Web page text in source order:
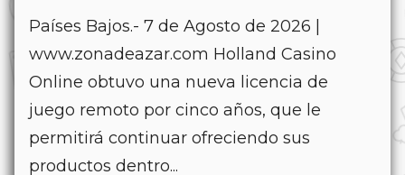
Países Bajos.- 7 de Agosto de 2026 |
www.zonadeazar.com Holland Casino
Online obtuvo una nueva licencia de
juego remoto por cinco años, que le
permitirá continuar ofreciendo sus
productos dentro...